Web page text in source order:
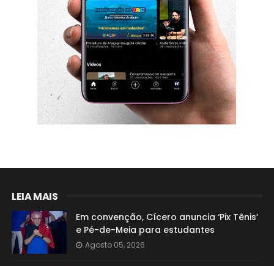
LEIA MAIS
Em convenção, Cícero anuncia ‘Pix Tênis’
e Pé-de-Meia para estudantes
Agosto 05, 2026